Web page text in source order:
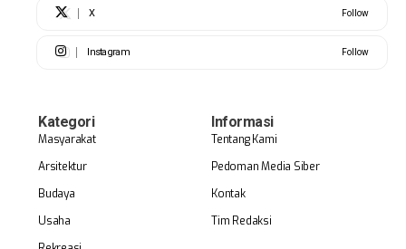
X Follow
Instagram Follow
Kategori
Masyarakat
Arsitektur
Budaya
Usaha
Informasi
Tentang Kami
Pedoman Media Siber
Kontak
Tim Redaksi